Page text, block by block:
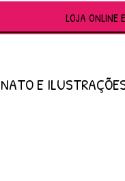
LOJA ONLINE
E